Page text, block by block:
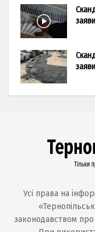
Усі права на
законодавством про